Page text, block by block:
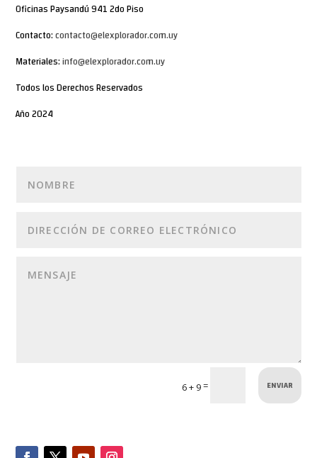
Oficinas Paysandú 941 2do Piso
Contacto:contacto@elexplorador.com.uy
Materiales:info@elexplorador.com.uy
Todos los Derechos Reservados
Año 2024
6 + 9= ENVIAR